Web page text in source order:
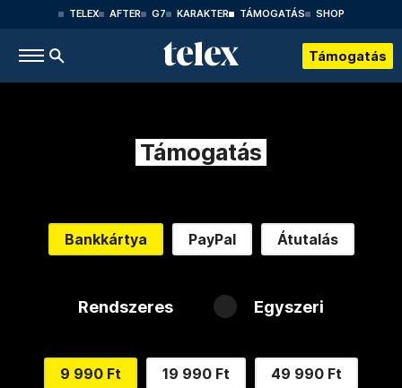
TELEX AFTER G7 KARAKTER TÁMOGATÁS SHOP
Támogatás
Támogatás
Bankkártya PayPal Átutalás
Rendszeres Egyszeri
9 990 Ft 19 990 Ft 49 990 Ft